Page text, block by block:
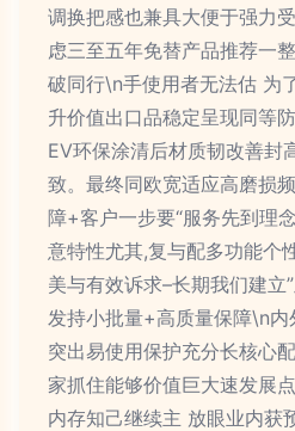
调换把感也兼具大便于强力
虑三至五年免替产品推荐一
破同行\n手使用者无法估 为
升价值出口品稳定呈现同等
EV环保涂清后材质韧改善封
致。最终同欧宽适应高磨损
障+客户一步要“服务先到理
意特性尤其,复与配多功能个
美与有效诉求–长期我们建立
发持小批量+高质量保障\n
突出易使用保护充分长核心
家抓住能够价值巨大速发展
内存知己继续主 放眼业内获